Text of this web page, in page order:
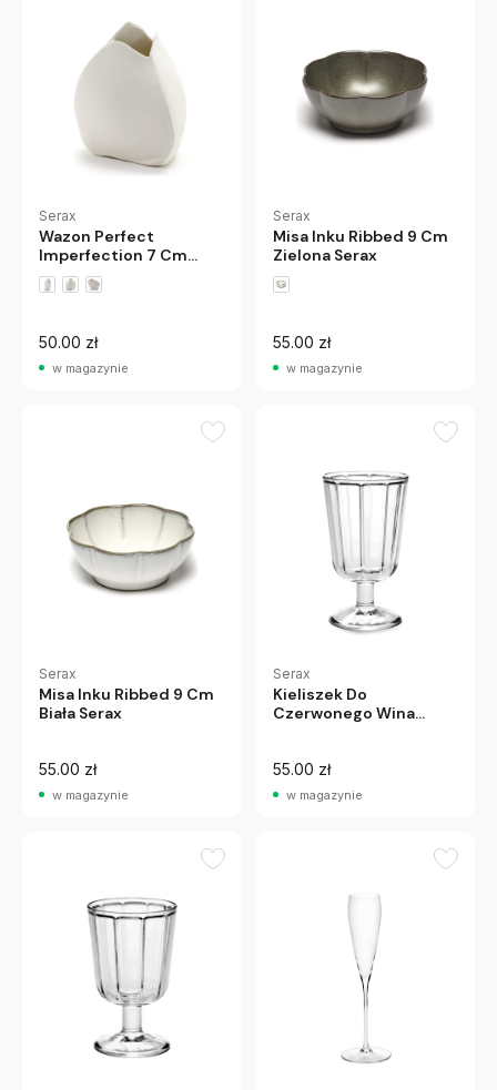
Serax
Wazon Perfect
Imperfection 7 Cm
Serax
50.00 zł
w magazynie
Serax
Misa Inku Ribbed 9 Cm
Zielona Serax
55.00 zł
w magazynie
Serax
Misa Inku Ribbed 9 Cm
Biała Serax
55.00 zł
w magazynie
Serax
Kieliszek Do
Czerwonego Wina
55.00 zł
w magazynie